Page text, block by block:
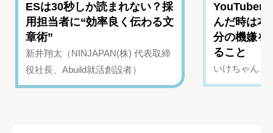
ESは30秒しか読まれない？採
用担当者に“効率良く伝わる文
章術”
新井翔太（NINJAPAN(株) 代表取締
役社長、Abuild就活創設者）
YouTuber
んだ時は
分の機嫌を
ること
いけちゃん（